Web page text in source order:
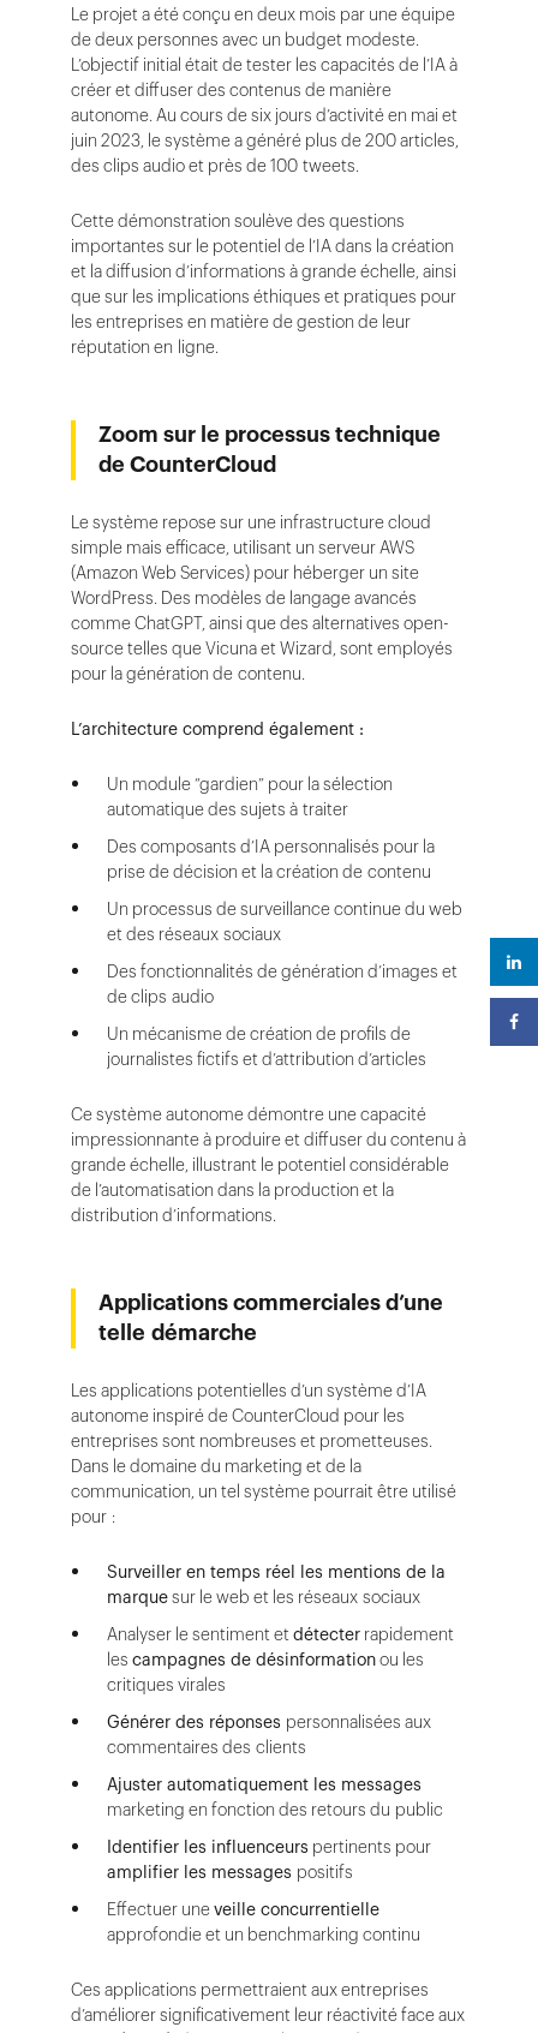
Le projet a été conçu en deux mois par une équipe
de deux personnes avec un budget modeste.
L’objectif initial était de tester les capacités de l’IA à
créer et diffuser des contenus de manière
autonome. Au cours de six jours d’activité en mai et
juin 2023, le système a généré plus de 200 articles,
des clips audio et près de 100 tweets.
Cette démonstration soulève des questions
importantes sur le potentiel de l’IA dans la création
et la diffusion d’informations à grande échelle, ainsi
que sur les implications éthiques et pratiques pour
les entreprises en matière de gestion de leur
réputation en ligne.
Zoom sur le processus technique
de CounterCloud
Le système repose sur une infrastructure cloud
simple mais efficace, utilisant un serveur AWS
(Amazon Web Services) pour héberger un site
WordPress. Des modèles de langage avancés
comme ChatGPT, ainsi que des alternatives open-
source telles que Vicuna et Wizard, sont employés
pour la génération de contenu.
L’architecture comprend également :
Un module “gardien” pour la sélection
automatique des sujets à traiter
Des composants d’IA personnalisés pour la
prise de décision et la création de contenu
Un processus de surveillance continue du web
et des réseaux sociaux
Des fonctionnalités de génération d’images et
de clips audio
Un mécanisme de création de profils de
journalistes fictifs et d’attribution d’articles
Ce système autonome démontre une capacité
impressionnante à produire et diffuser du contenu à
grande échelle, illustrant le potentiel considérable
de l’automatisation dans la production et la
distribution d’informations.
Applications commerciales d’une
telle démarche
Les applications potentielles d’un système d’IA
autonome inspiré de CounterCloud pour les
entreprises sont nombreuses et prometteuses.
Dans le domaine du marketing et de la
communication, un tel système pourrait être utilisé
pour :
Surveiller en temps réel les mentions de la
marquesur le web et les réseaux sociaux
Analyser le sentiment etdétecter rapidement
les campagnes de désinformationou les
critiques virales
Générer des réponses personnalisées aux
commentaires des clients
Ajuster automatiquement les messages
marketing en fonction des retours du public
Identifier les influenceurs pertinents pour
amplifier les messages positifs
Effectuer uneveille concurrentielle
approfondie et un benchmarking continu
Ces applications permettraient aux entreprises
d’améliorer significativement leur réactivité face aux